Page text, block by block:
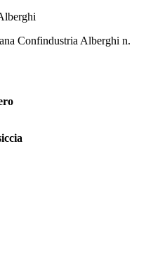
Confindustria Alberghi n.